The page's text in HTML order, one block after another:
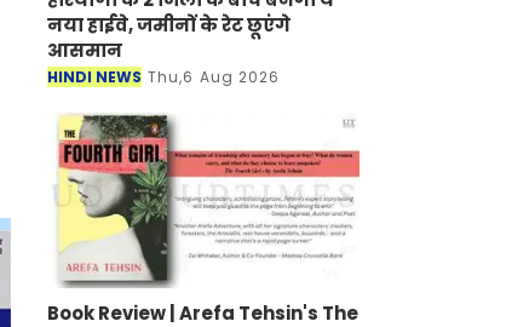
नया हाईवे, जमीनों के रेट छूएंगे
आसमान
HINDI NEWS Thu,6 Aug 2026
Book Review | Arefa Tehsin's The